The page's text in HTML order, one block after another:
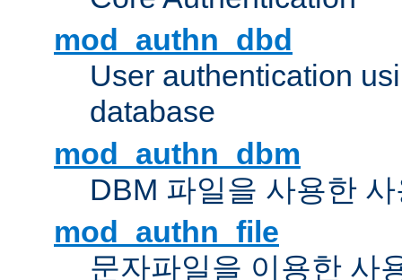
mod_authn_dbd
User authentication
database
mod_authn_dbm
DBM 파일을 사용한
mod_authn_file
문자파일을 이용한 사